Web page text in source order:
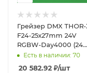
Грейзер DMX
F24-25x27mm 24V
RGBW-Day4000 (24
W/m, IP65, 1m, wire x2)
(Arlight, Силикон)
Есть в наличии: 70
20 582.92 ₽/шт